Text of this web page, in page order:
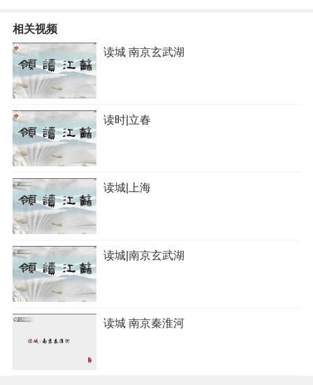
相关视频
读城 南京玄武湖
读时|立春
读城|上海
读城|南京玄武湖
读城 南京秦淮河